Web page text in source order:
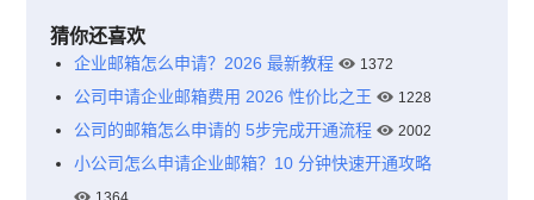
猜你还喜欢
企业邮箱怎么申请？2026 最新教程 1372
公司申请企业邮箱费用 2026 性价比之王 1228
公司的邮箱怎么申请的 5步完成开通流程 2002
小公司怎么申请企业邮箱？10 分钟快速开通攻略